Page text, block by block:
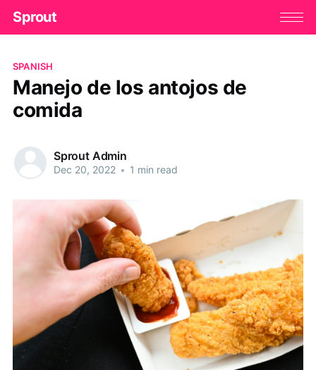
Sprout
SPANISH
Manejo de los antojos de
comida
Sprout Admin
Dec 20, 2022 • 1 min read